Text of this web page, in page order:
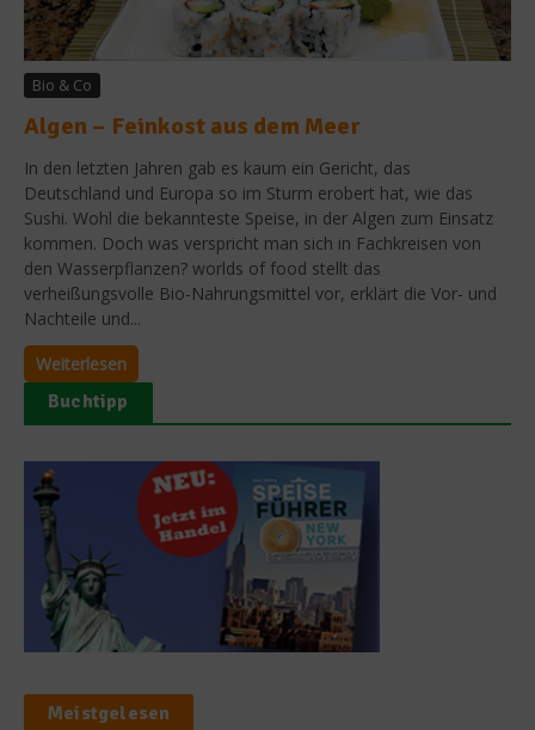
Bio & Co
Algen – Feinkost aus dem Meer
In den letzten Jahren gab es kaum ein Gericht, das
Deutschland und Europa so im Sturm erobert hat, wie das
Sushi. Wohl die bekannteste Speise, in der Algen zum Einsatz
kommen. Doch was verspricht man sich in Fachkreisen von
den Wasserpflanzen? worlds of food stellt das
verheißungsvolle Bio-Nahrungsmittel vor, erklärt die Vor- und
Nachteile und...
Weiterlesen
Buchtipp
Meistgelesen